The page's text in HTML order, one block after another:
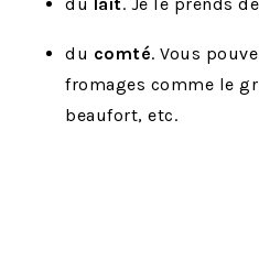
du comté. Vous
fromages comme le
beaufort, etc.